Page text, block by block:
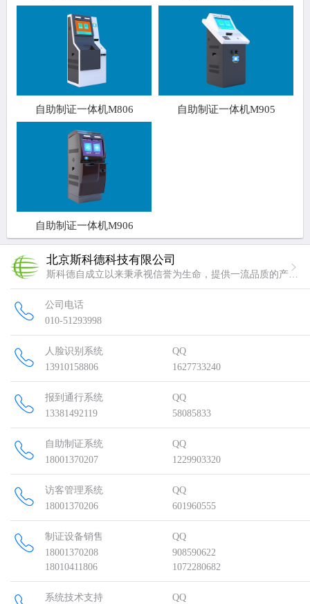
自助制证一体机M806 自助制证一体机M905
自助制证一体机M906
北京斯科德科技有限公司
斯科德自成立以来秉承视信誉为生命，提供一流品质的产品与服务的经营理念。我们用专业成就卓越，做行业中专业的企业，用技术铸造品质，使斯科德成为用户最放心满意的企业。
公司电话
010-51293998
人脸识别系统
13910158806
QQ
1627733240
报到通行系统
13381492119
QQ
58085833
自助制证系统
18001370207
QQ
1229903320
访客管理系统
18001370206
QQ
601960555
制证设备销售
18001370208
18010411806
QQ
908590622
1072280682
系统技术支持 QQ